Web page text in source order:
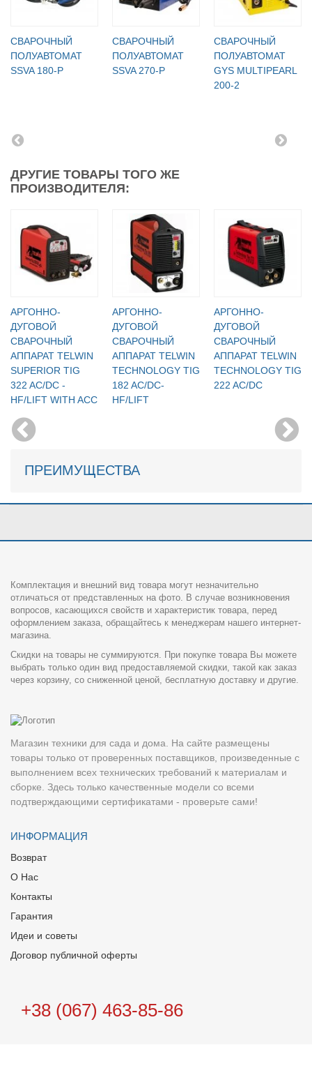
СВАРОЧНЫЙ
ПОЛУАВТОМАТ
SSVA 180-P
СВАРОЧНЫЙ
ПОЛУАВТОМАТ
SSVA 270-P
СВАРОЧНЫЙ
ПОЛУАВТОМАТ
GYS MULTIPEARL
200-2
ДРУГИЕ ТОВАРЫ ТОГО ЖЕ
ПРОИЗВОДИТЕЛЯ:
АРГОННО-
ДУГОВОЙ
СВАРОЧНЫЙ
АППАРАТ TELWIN
SUPERIOR TIG
322 AC/DC -
HF/LIFT WITH ACC
АРГОННО-
ДУГОВОЙ
СВАРОЧНЫЙ
АППАРАТ TELWIN
TECHNOLOGY TIG
182 AC/DC-
HF/LIFT
АРГОННО-
ДУГОВОЙ
СВАРОЧНЫЙ
АППАРАТ TELWIN
TECHNOLOGY TIG
222 AC/DC
ПРЕИМУЩЕСТВА
Комплектация и внешний вид товара могут незначительно
отличаться от представленных на фото. В случае возникновения
вопросов, касающихся свойств и характеристик товара, перед
оформлением заказа, обращайтесь к менеджерам нашего интернет-
магазина.
Скидки на товары не суммируются. При покупке товара Вы можете
выбрать только один вид предоставляемой скидки, такой как заказ
через корзину, со сниженной ценой, бесплатную доставку и другие.
Магазин техники для сада и дома. На сайте размещены
товары только от проверенных поставщиков, произведенные с
выполнением всех технических требований к материалам и
сборке. Здесь только качественные модели со всеми
подтверждающими сертификатами - проверьте сами!
ИНФОРМАЦИЯ
Возврат
О Нас
Контакты
Гарантия
Идеи и советы
Договор публичной оферты
+38 (067) 463-85-86